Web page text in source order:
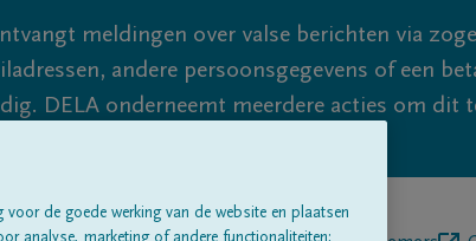
meldingen over valse berichten via
andere persoonsgegevens of een
DELA onderneemt meerdere acties om dit
dus blijf waakzaam.
de goede werking van de website en plaatsen